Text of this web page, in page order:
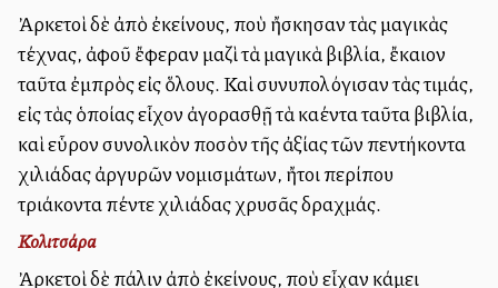
Ἀρκετοὶ δὲ ἀπὸ ἐκείνους, ποὺ ἤσκησαν τὰς μαγικὰς
τέχνας, ἀφοῦ ἔφεραν μαζὶ τὰ μαγικὰ βιβλία, ἔκαιον
ταῦτα ἐμπρὸς εἰς ὅλους. Καὶ συνυπολόγισαν τὰς τιμάς,
εἰς τὰς ὁποίας εἶχον ἀγορασθῇ τὰ καέντα ταῦτα βιβλία,
καὶ εὗρον συνολικὸν ποσὸν τῆς ἀξίας τῶν πεντήκοντα
χιλιάδας ἀργυρῶν νομισμάτων, ἤτοι περίπου
τριάκοντα πέντε χιλιάδας χρυσᾶς δραχμάς.
Κολιτσάρα
Ἀρκετοὶ δὲ πάλιν ἀπὸ ἐκείνους, ποὺ εἶχαν κάμει